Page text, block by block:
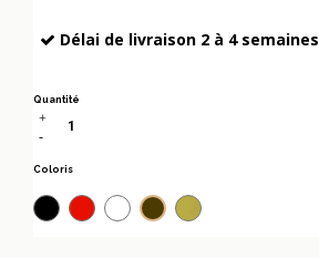
Délai de livraison 2 à 4 semaines
Coloris
Noir RougeBlancTaupeVert avocat
Quantité